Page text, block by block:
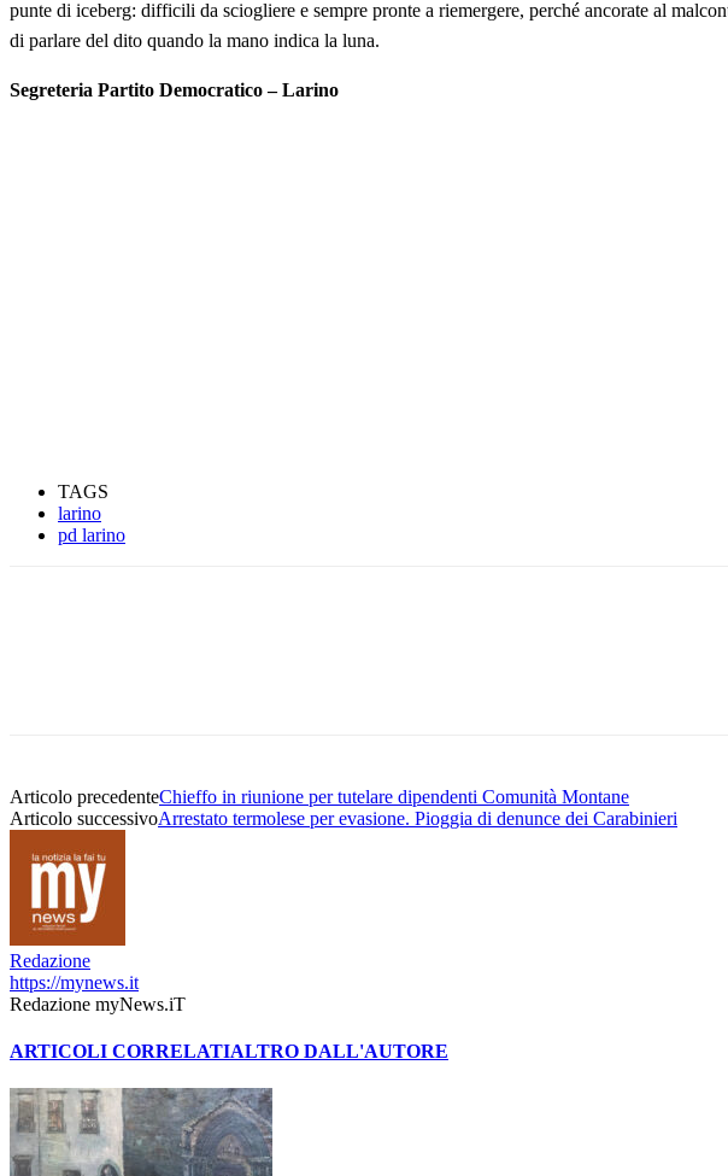
punte di iceberg: difficili da sciogliere e sempre pronte a riemergere, perché ancorate al
di parlare del dito quando la mano indica la luna.
Segreteria Partito Democratico – Larino
TAGS
larino
pd larino
Articolo precedenteChieffo in riunione per tutelare dipendenti Comunità Montane
Articolo successivoArrestato termolese per evasione. Pioggia di denunce dei Carabinieri
Redazione
https://mynews.it
Redazione myNews.iT
ARTICOLI CORRELATIALTRO DALL'AUTORE